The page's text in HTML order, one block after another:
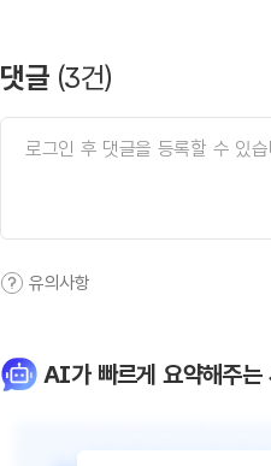
댓글 (3건)
유의사항
AI가 빠르게 요약해주는